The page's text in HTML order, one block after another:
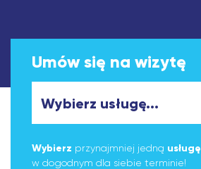
Umów się na wizytę
Wybierz przynajmniej jedną usługę
w dogodnym dla siebie terminie!